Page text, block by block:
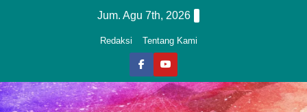
Jum. Agu 7th, 2026
Redaksi Tentang Kami